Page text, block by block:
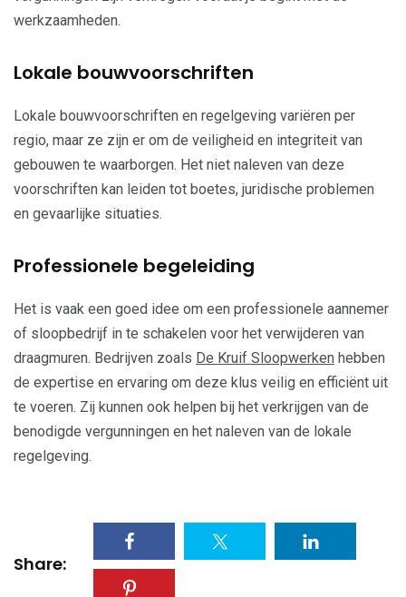
werkzaamheden.
Lokale bouwvoorschriften
Lokale bouwvoorschriften en regelgeving variëren per
regio, maar ze zijn er om de veiligheid en integriteit van
gebouwen te waarborgen. Het niet naleven van deze
voorschriften kan leiden tot boetes, juridische problemen
en gevaarlijke situaties.
Professionele begeleiding
Het is vaak een goed idee om een professionele aannemer
of sloopbedrijf in te schakelen voor het verwijderen van
draagmuren. Bedrijven zoals De Kruif Sloopwerken hebben
de expertise en ervaring om deze klus veilig en efficiënt uit
te voeren. Zij kunnen ook helpen bij het verkrijgen van de
benodigde vergunningen en het naleven van de lokale
regelgeving.
Share: